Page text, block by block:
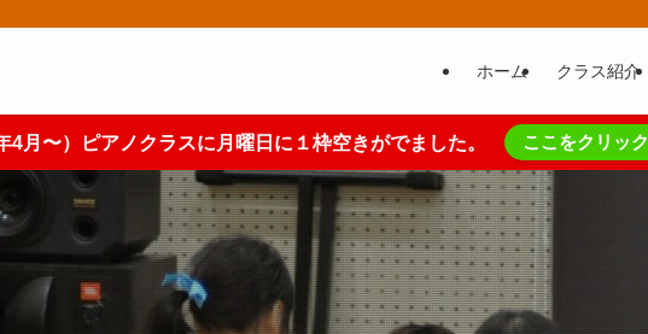
ホーム クラス紹介
4月〜）ピアノクラスに月曜日に１枠空きがでました。 ここをクリック